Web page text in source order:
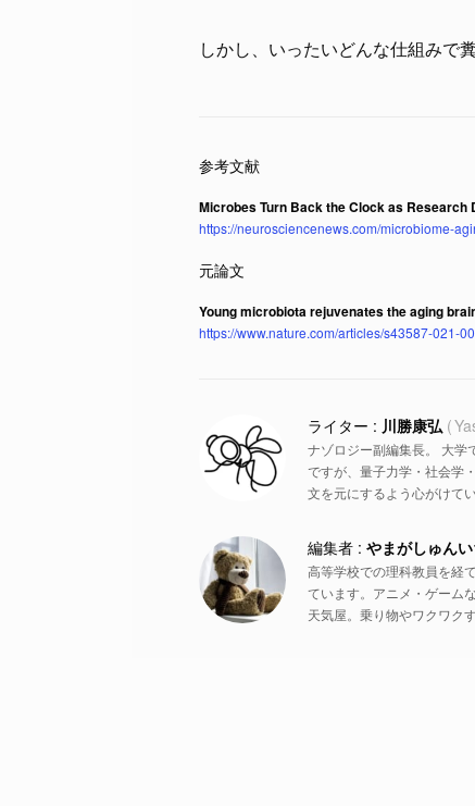
しかし、いったいどんな仕組みで
Microbes Turn Back the Clock as
https://neurosciencenews.com/microbiome-
Young microbiota rejuvenates the aging
https://www.nature.com/articles/s43587-021-
川勝康弘
ナゾロジー副編集長。 大学
ですが、量子力学・社会学
文を元にするよう心がけて
やまがしゅん
高等学校での理科教員を経
ています。アニメ・ゲーム
天気屋。乗り物やワクワク